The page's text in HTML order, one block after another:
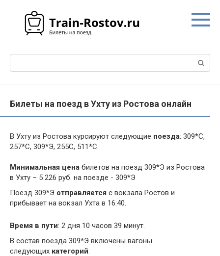
контенту
Билеты на поезд в Ухту из Ростова онлайн
В Ухту из Ростова курсируют следующие поезда: 309*С,
257*С, 309*Э, 255С, 511*С.
Минимальная цена билетов на поезд 309*Э из Ростова
в Ухту – 5 226 руб. на поезде - 309*Э
Поезд 309*Э отправляется с вокзала Ростов и
прибывает на вокзал Ухта в 16:40.
Время в пути: 2 дня 10 часов 39 минут.
В состав поезда 309*Э включены вагоны
следующих категорий: